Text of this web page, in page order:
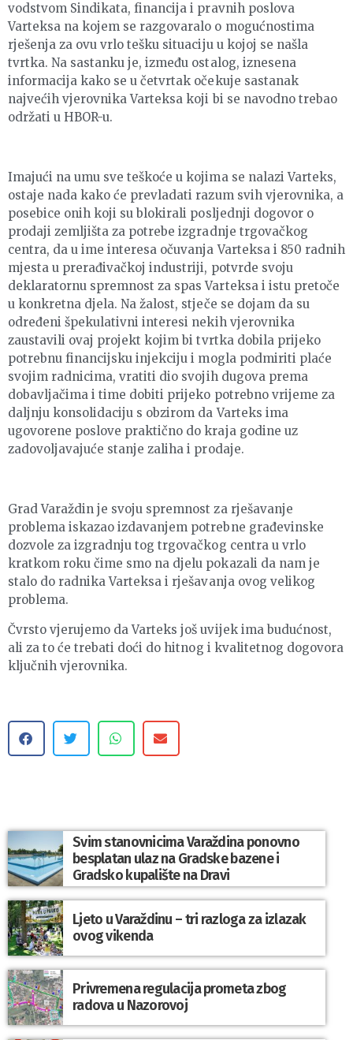
vodstvom Sindikata, financija i pravnih poslova
Varteksa na kojem se razgovaralo o mogućnostima
rješenja za ovu vrlo tešku situaciju u kojoj se našla
tvrtka. Na sastanku je, između ostalog, iznesena
informacija kako se u četvrtak očekuje sastanak
najvećih vjerovnika Varteksa koji bi se navodno trebao
održati u HBOR-u.
Imajući na umu sve teškoće u kojima se nalazi Varteks,
ostaje nada kako će prevladati razum svih vjerovnika, a
posebice onih koji su blokirali posljednji dogovor o
prodaji zemljišta za potrebe izgradnje trgovačkog
centra, da u ime interesa očuvanja Varteksa i 850 radnih
mjesta u prerađivačkoj industriji, potvrde svoju
deklaratornu spremnost za spas Varteksa i istu pretoče
u konkretna djela. Na žalost, stječe se dojam da su
određeni špekulativni interesi nekih vjerovnika
zaustavili ovaj projekt kojim bi tvrtka dobila prijeko
potrebnu financijsku injekciju i mogla podmiriti plaće
svojim radnicima, vratiti dio svojih dugova prema
dobavljačima i time dobiti prijeko potrebno vrijeme za
daljnju konsolidaciju s obzirom da Varteks ima
ugovorene poslove praktično do kraja godine uz
zadovoljavajuće stanje zaliha i prodaje.
Grad Varaždin je svoju spremnost za rješavanje
problema iskazao izdavanjem potrebne građevinske
dozvole za izgradnju tog trgovačkog centra u vrlo
kratkom roku čime smo na djelu pokazali da nam je
stalo do radnika Varteksa i rješavanja ovog velikog
problema.
Čvrsto vjerujemo da Varteks još uvijek ima budućnost,
ali za to će trebati doći do hitnog i kvalitetnog dogovora
ključnih vjerovnika.
Svim stanovnicima Varaždina ponovno
besplatan ulaz na Gradske bazene i
Gradsko kupalište na Dravi
Ljeto u Varaždinu – tri razloga za izlazak
ovog vikenda
Privremena regulacija prometa zbog
radova u Nazorovoj